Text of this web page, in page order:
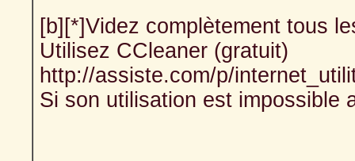
[b][*]Videz complètement tous
Utilisez CCleaner (gratuit)
http://assiste.com/p/
Si son utilisation est impossible